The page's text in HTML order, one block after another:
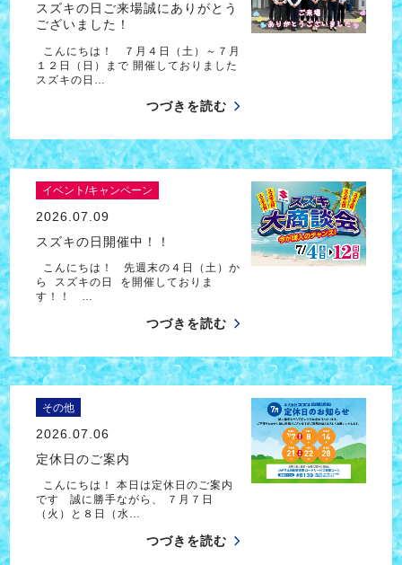
スズキの日ご来場誠にありがとう
ございました！
こんにちは！ ７月４日（土）～７月
１２日（日）まで 開催しておりました
スズキの日…
つづきを読む
イベント/キャンペーン
2026.07.09
スズキの日開催中！！
こんにちは！ 先週末の４日（土）か
ら スズキの日 を開催しておりま
す！！ …
つづきを読む
その他
2026.07.06
定休日のご案内
こんにちは！ 本日は定休日のご案内
です 誠に勝手ながら、 ７月７日
（火）と８日（水…
つづきを読む